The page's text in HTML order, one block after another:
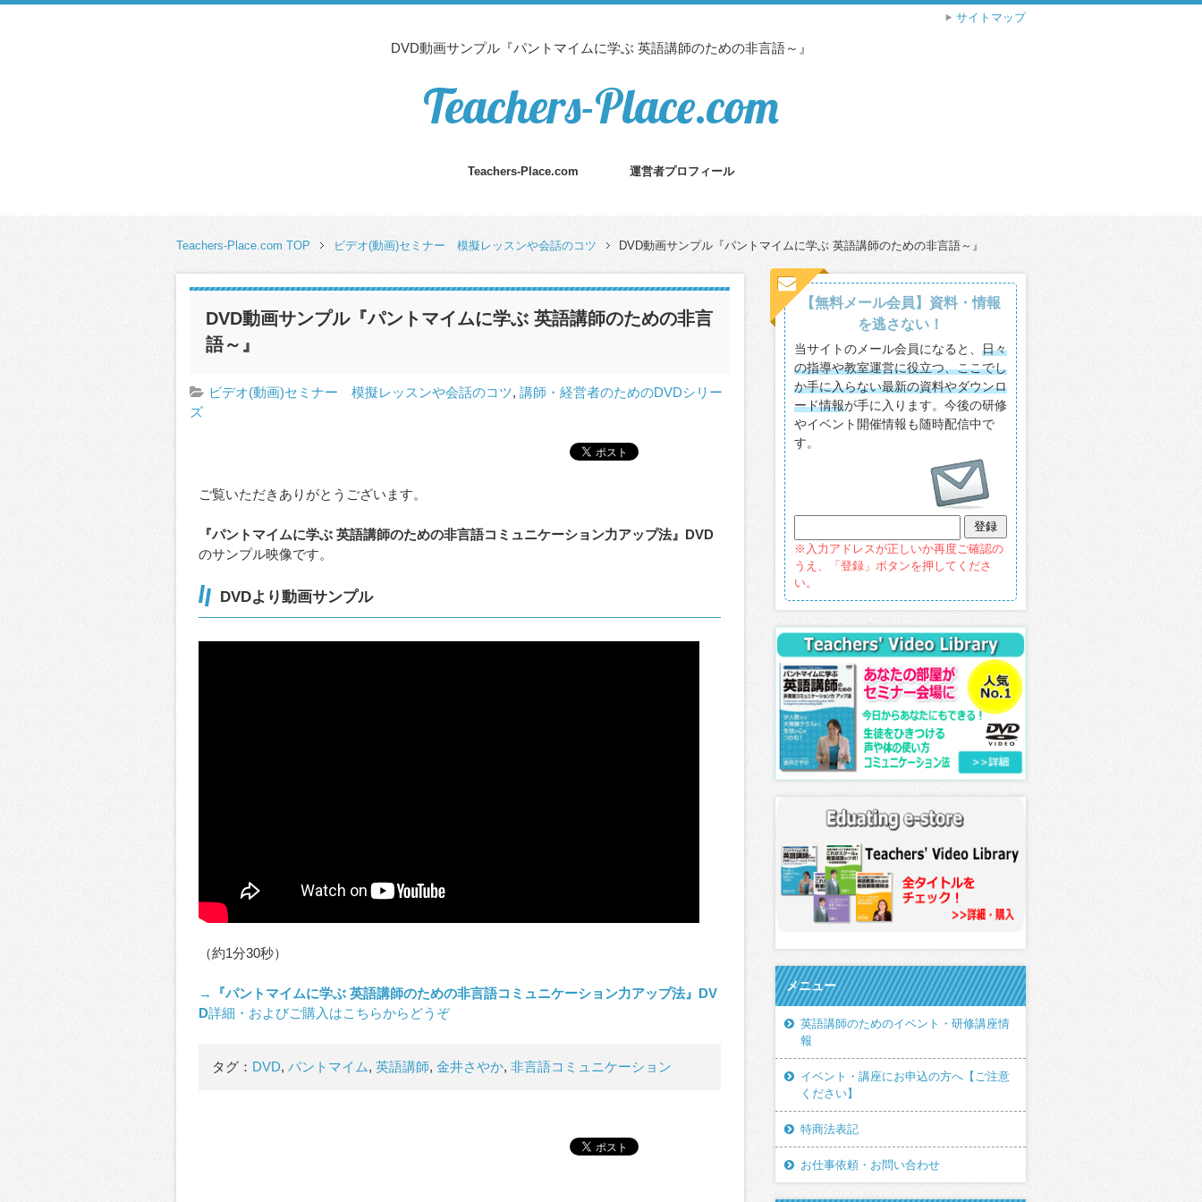
DVD動画サンプル『パントマイムに学ぶ 英語講師のための非言語～』
Teachers-Place.com
Teachers-Place.com 運営者プロフィール
Teachers-Place.com TOP ビデオ(動画)セミナー 模擬レッスンや会話のコツ DVD動画サンプル『パントマイムに学ぶ 英語講師のための非言語～』
DVD動画サンプル『パントマイムに学ぶ 英語講師のための非言
語～』
ビデオ(動画)セミナー 模擬レッスンや会話のコツ,講師・経営者のためのDVDシリー
ズ
ご覧いただきありがとうございます。
『パントマイムに学ぶ 英語講師のための非言語コミュニケーション力アップ法』DVD
のサンプル映像です。
DVDより動画サンプル
（約1分30秒）
→
『パントマイムに学ぶ 英語講師のための非言語コミュニケーション力アップ法』DV
D詳細・およびご購入はこちらからどうぞ
タグ： DVD,パントマイム,英語講師,金井さやか,非言語コミュニケーション
【無料メール会員】資料・情報
を逃さない！
当サイトのメール会員になると、 日々
の指導や教室運営に役立つ、ここでし
か手に入らない最新の資料やダウンロ
ード情報が手に入ります。今後の研修
やイベント開催情報も随時配信中で
す。
※入力アドレスが正しいか再度ご確認の
うえ、「登録」ボタンを押してくださ
い。
メニュー
英語講師のためのイベント・研修講座情
報
イベント・講座にお申込の方へ【ご注意
ください】
特商法表記
お仕事依頼・お問い合わせ
サイトマップ